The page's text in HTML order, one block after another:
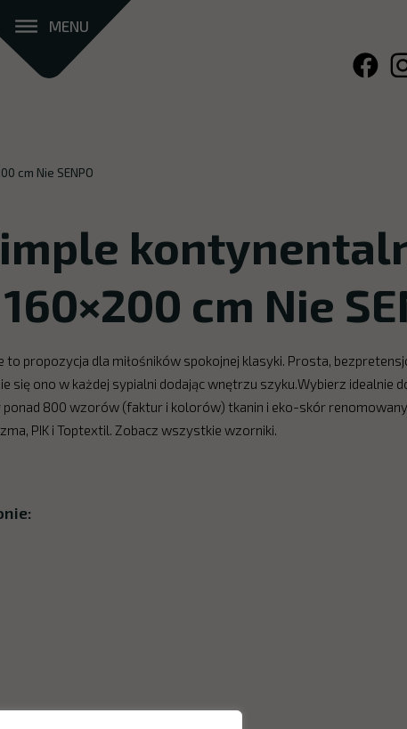
MENU
cm Nie SENPO
cm Nie
propozycja dla miłośników spokojnej klasyki. Prosta,
się ono w każdej sypialni dodając wnętrzu szyku.Wybierz idealnie
ponad 800 wzorów (faktur i kolorów) tkanin i eko-skór
PIK i Toptextil. Zobacz wszystkie wzorniki.